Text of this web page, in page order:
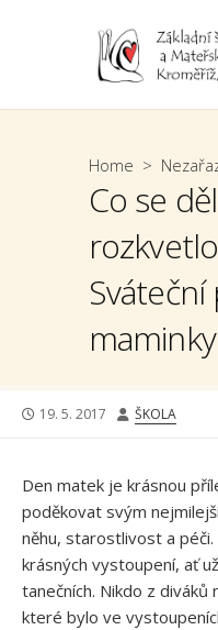
Home >
Co se
maminky
PUBLISHED
19. 5. 2017 AUTHOR
ŠKOLA
Den matek je krásnou
poděkovat svým
něhu, starostlivost a
krásných vystoupení, ať
tanečních. Nikdo z
které bylo ve